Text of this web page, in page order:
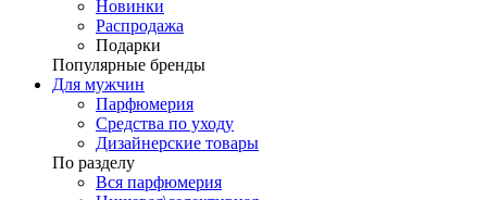
Новинки
Распродажа
Подарки
Популярные бренды
Для мужчин
Парфюмерия
Средства по уходу
Дизайнерские товары
По разделу
Вся парфюмерия